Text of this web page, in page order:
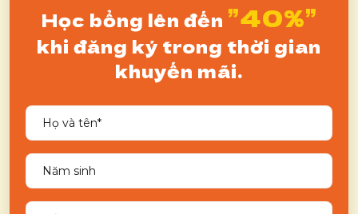
Học bổng lên đến ”40%”
khi đăng ký trong thời gian
khuyến mãi.